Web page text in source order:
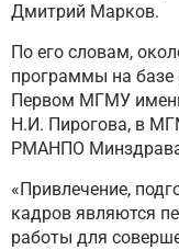
Дмитрий Марков.
По его словам,
программы на
Первом МГМУ
Н.И. Пирогова, в
РМАНПО
«Привлечение,
кадров являются
работы для